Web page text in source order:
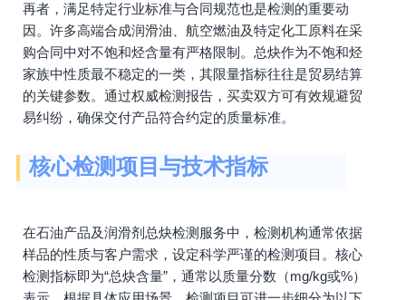
再者，满足特定行业标准与合同规范也是检测的重要动
因。许多高端合成润滑油、航空燃油及特定化工原料在采
购合同中对不饱和烃含量有严格限制。总炔作为不饱和烃
家族中性质最不稳定的一类，其限量指标往往是贸易结算
的关键参数。通过权威检测报告，买卖双方可有效规避贸
易纠纷，确保交付产品符合约定的质量标准。
核心检测项目与技术指标
在石油产品及润滑剂总炔检测服务中，检测机构通常依据
样品的性质与客户需求，设定科学严谨的检测项目。核心
检测指标即为“总炔含量”，通常以质量分数（mg/kg或%）